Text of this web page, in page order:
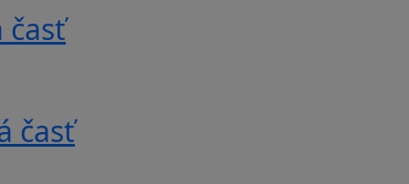
časť
časť